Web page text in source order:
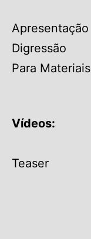
Apresentação
Digressão
Para
Vídeos:
Teaser